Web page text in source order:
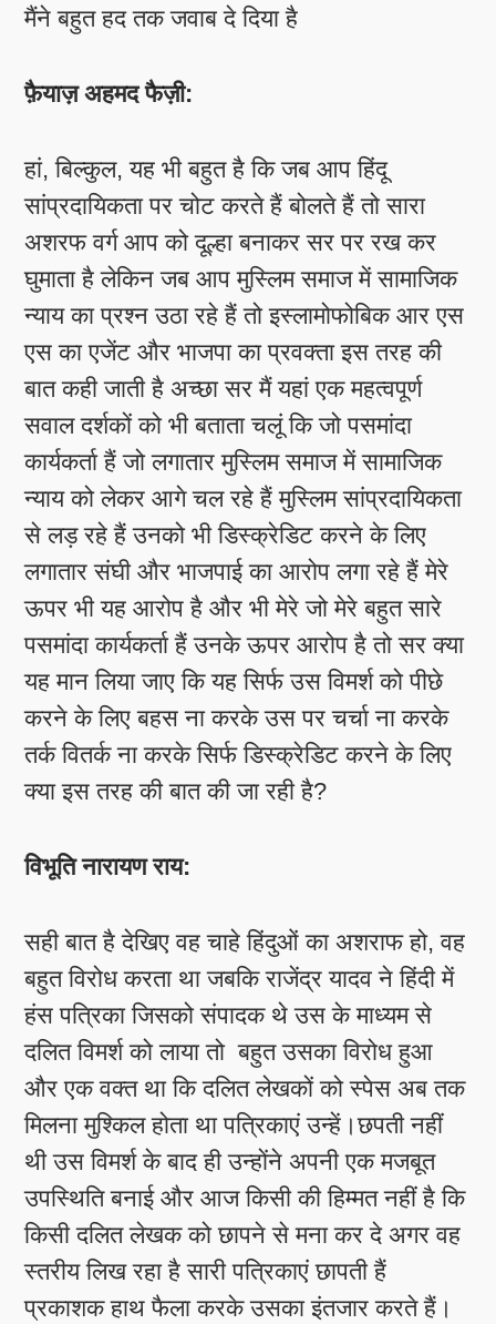
मैंने बहुत हद तक जवाब दे दिया है
फ़ैयाज़ अहमद फैज़ी:
हां, बिल्कुल, यह भी बहुत है कि जब आप हिंदू
सांप्रदायिकता पर चोट करते हैं बोलते हैं तो सारा
अशरफ वर्ग आप को दूल्हा बनाकर सर पर रख कर
घुमाता है लेकिन जब आप मुस्लिम समाज में सामाजिक
न्याय का प्रश्न उठा रहे हैं तो इस्लामोफोबिक आर एस
एस का एजेंट और भाजपा का प्रवक्ता इस तरह की
बात कही जाती है अच्छा सर मैं यहां एक महत्वपूर्ण
सवाल दर्शकों को भी बताता चलूं कि जो पसमांदा
कार्यकर्ता हैं जो लगातार मुस्लिम समाज में सामाजिक
न्याय को लेकर आगे चल रहे हैं मुस्लिम सांप्रदायिकता
से लड़ रहे हैं उनको भी डिस्क्रेडिट करने के लिए
लगातार संघी और भाजपाई का आरोप लगा रहे हैं मेरे
ऊपर भी यह आरोप है और भी मेरे जो मेरे बहुत सारे
पसमांदा कार्यकर्ता हैं उनके ऊपर आरोप है तो सर क्या
यह मान लिया जाए कि यह सिर्फ उस विमर्श को पीछे
करने के लिए बहस ना करके उस पर चर्चा ना करके
तर्क वितर्क ना करके सिर्फ डिस्क्रेडिट करने के लिए
क्या इस तरह की बात की जा रही है?
विभूति नारायण राय:
सही बात है देखिए वह चाहे हिंदुओं का अशराफ हो, वह
बहुत विरोध करता था जबकि राजेंद्र यादव ने हिंदी में
हंस पत्रिका जिसको संपादक थे उस के माध्यम से
दलित विमर्श को लाया तो बहुत उसका विरोध हुआ
और एक वक्त था कि दलित लेखकों को स्पेस अब तक
मिलना मुश्किल होता था पत्रिकाएं उन्हें।छपती नहीं
थी उस विमर्श के बाद ही उन्होंने अपनी एक मजबूत
उपस्थिति बनाई और आज किसी की हिम्मत नहीं है कि
किसी दलित लेखक को छापने से मना कर दे अगर वह
स्तरीय लिख रहा है सारी पत्रिकाएं छापती हैं
प्रकाशक हाथ फैला करके उसका इंतजार करते हैं।